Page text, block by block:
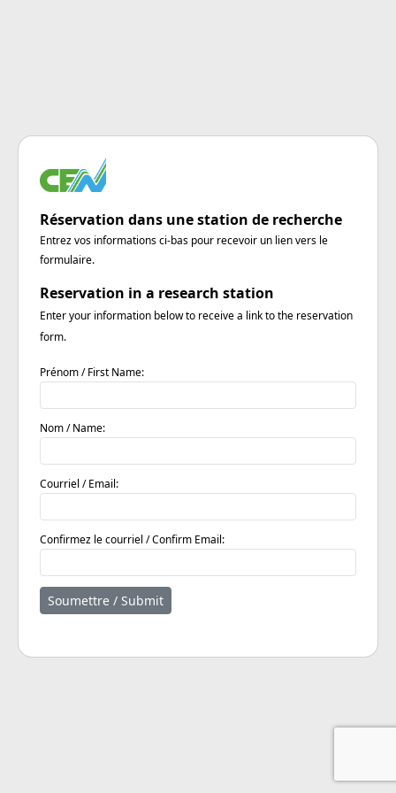
Réservation dans une station de recherche
Entrez vos informations ci-bas pour recevoir un lien vers le
formulaire.
Reservation in a research station
Enter your information below to receive a link to the reservation
form.
Prénom / First Name:
Nom / Name:
Courriel / Email:
Confirmez le courriel / Confirm Email:
Soumettre / Submit